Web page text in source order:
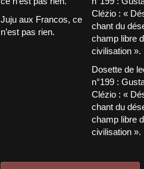
Juju aux Francos, ce
n’est pas rien.
Dosette de
n°199 :
Clézio : «
chant du
champ libre
civilisation ».